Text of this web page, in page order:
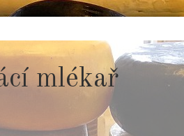
mlékař